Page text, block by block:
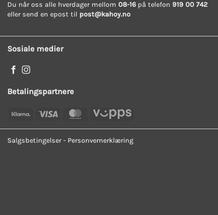
Du når oss alle hverdager mellom 08-16på telefon 919 00 742
eller send en epost til post@kahoy.no
Sosiale medier
Betalingspartnere
Klarna Visa MasterCard Vipps
Salgsbetingelser- Personvernerklæring